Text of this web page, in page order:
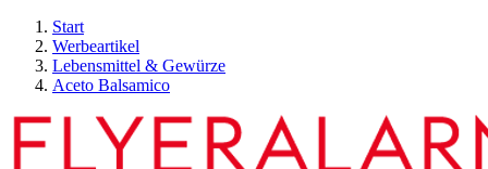
Start
Werbeartikel
Lebensmittel & Gewürze
Aceto Balsamico